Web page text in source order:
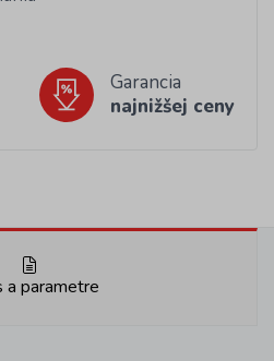
Garancia
najnižšej ceny
a parametre